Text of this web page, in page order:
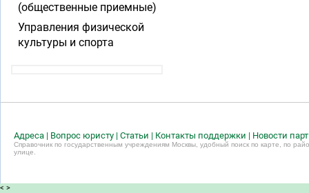
(общественные приемные)
Управления физической
культуры и спорта
Адреса | Вопрос юристу | Статьи | Контакты поддержки | Новости
Справочник по государственным учреждениям Москвы, удобный поиск по карте, по
улице.
< >